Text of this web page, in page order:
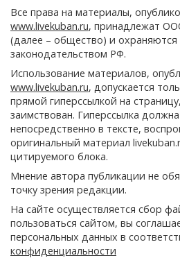
Все права на материалы,
www.livekuban.ru, принадлежат
(далее – общество) и охраняются
законодательством РФ.
Использование материалов,
www.livekuban.ru, допускается
прямой гиперссылкой на
заимствован. Гиперссылка
непосредственно в тексте,
оригинальный материал
цитируемого блока.
Мнение автора публикации не
точку зрения редакции.
На сайте осуществляется сбор
пользоваться сайтом, вы
персональных данных в
конфиденциальности